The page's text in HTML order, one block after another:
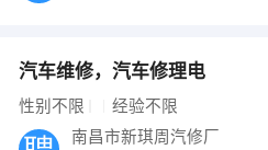
网络IT
快递员
汽车维修，汽车修理电
性别不限 经验不限
南昌市新琪周汽修厂